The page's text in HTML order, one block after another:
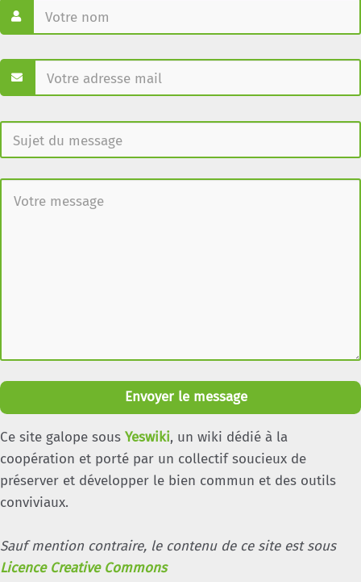
Envoyer le message
Ce site galope sous Yeswiki, un wiki dédié à la
coopération et porté par un collectif soucieux de
préserver et développer le bien commun et des outils
conviviaux.
Sauf mention contraire, le contenu de ce site est sous
Licence Creative Commons